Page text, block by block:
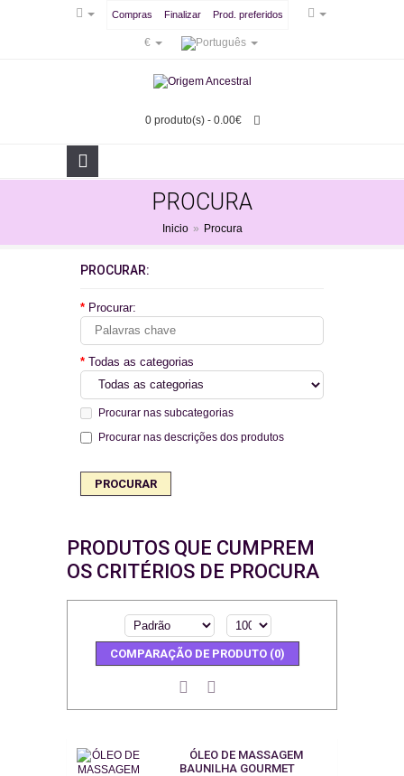
Compras Finalizar Prod. preferidos
€
0 produto(s) - 0.00€
PROCURA
Inicio » Procura
PROCURAR:
Procurar:
Todas as categorias
Procurar nas subcategorias
Procurar nas descrições dos produtos
PRODUTOS QUE CUMPREM
OS CRITÉRIOS DE PROCURA
COMPARAÇÃO DE PRODUTO (0)
ÓLEO DE MASSAGEM
BAUNILHA GOURMET